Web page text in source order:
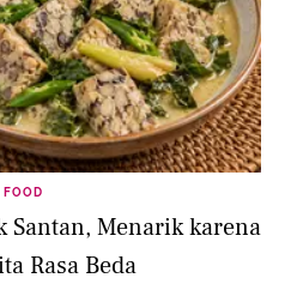
FOOD
Santan, Menarik karena
Rasa Beda